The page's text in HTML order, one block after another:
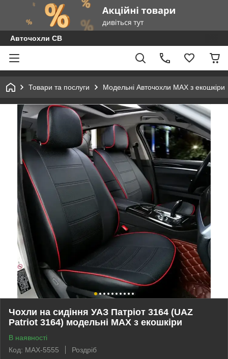
Авточохли СВ
Товари та послуги Модельні Авточохли MAX з екошкіри
Чохли на сидіння УАЗ Патріот 3164 (UAZ
Patriot 3164) модельні MAX з екошкіри
В наявності
Код: MAX-5555
Роздріб